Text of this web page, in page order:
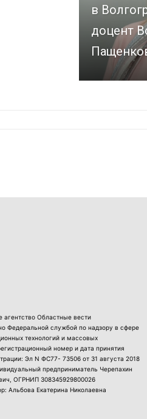
в
доцент
Областные вести
Федеральной службой по надзору в сфере
технологий и массовых
номер и дата принятия
Эл N ФС77- 73506 от 31 августа 2018
предприниматель Черепахин
ОГРНИП 308345929800026
Альбова Екатерина Николаевна